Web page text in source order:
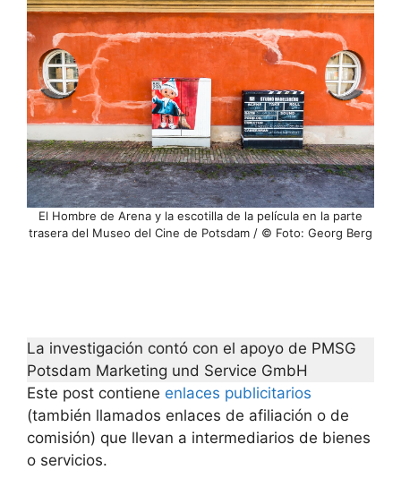
El Hombre de Arena y la escotilla de la película en la parte
trasera del Museo del Cine de Potsdam / © Foto: Georg Berg
La investigación contó con el apoyo de PMSG
Potsdam Marketing und Service GmbH
Este post contiene enlaces publicitarios
(también llamados enlaces de afiliación o de
comisión) que llevan a intermediarios de bienes
o servicios.